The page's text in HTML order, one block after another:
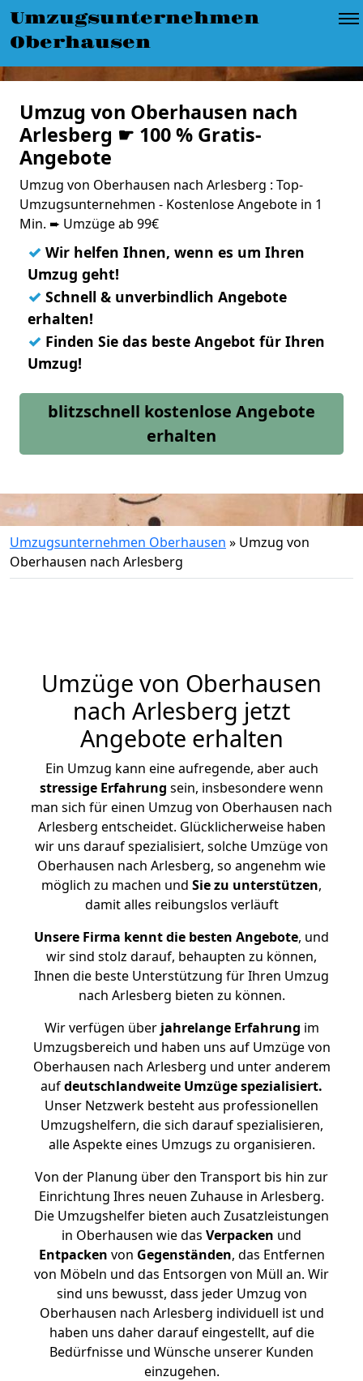
Umzugsunternehmen
Oberhausen
Umzug von Oberhausen nach
Arlesberg ☛ 100 % Gratis-
Angebote
Umzug von Oberhausen nach Arlesberg : Top-
Umzugsunternehmen - Kostenlose Angebote in 1
Min. ➨ Umzüge ab 99€
✓ Wir helfen Ihnen, wenn es um Ihren
Umzug geht!
✓ Schnell & unverbindlich Angebote
erhalten!
✓ Finden Sie das beste Angebot für Ihren
Umzug!
blitzschnell kostenlose Angebote
erhalten
Umzugsunternehmen Oberhausen » Umzug von
Oberhausen nach Arlesberg
Umzüge von Oberhausen
nach Arlesberg jetzt
Angebote erhalten
Ein Umzug kann eine aufregende, aber auch
stressige Erfahrung sein, insbesondere wenn
man sich für einen Umzug von Oberhausen nach
Arlesberg entscheidet. Glücklicherweise haben
wir uns darauf spezialisiert, solche Umzüge von
Oberhausen nach Arlesberg, so angenehm wie
möglich zu machen und Sie zu unterstützen,
damit alles reibungslos verläuft
Unsere Firma kennt die besten Angebote, und
wir sind stolz darauf, behaupten zu können,
Ihnen die beste Unterstützung für Ihren Umzug
nach Arlesberg bieten zu können.
Wir verfügen überjahrelange Erfahrung im
Umzugsbereich und haben uns auf Umzüge von
Oberhausen nach Arlesberg und unter anderem
aufdeutschlandweite Umzüge spezialisiert.
Unser Netzwerk besteht aus professionellen
Umzugshelfern, die sich darauf spezialisieren,
alle Aspekte eines Umzugs zu organisieren.
Von der Planung über den Transport bis hin zur
Einrichtung Ihres neuen Zuhause in Arlesberg.
Die Umzugshelfer bieten auch Zusatzleistungen
in Oberhausen wie das Verpacken und
Entpacken von Gegenständen, das Entfernen
von Möbeln und das Entsorgen von Müll an. Wir
sind uns bewusst, dass jeder Umzug von
Oberhausen nach Arlesberg individuell ist und
haben uns daher darauf eingestellt, auf die
Bedürfnisse und Wünsche unserer Kunden
einzugehen.